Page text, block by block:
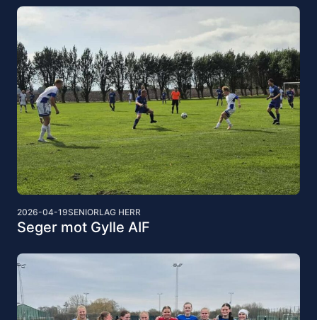
2026-04-19SENIORLAG HERR
Seger mot Gylle AIF